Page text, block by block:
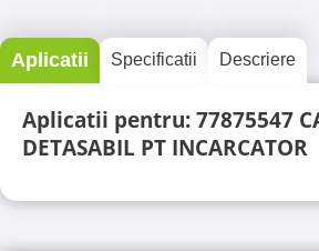
Aplicatii Specificatii Descriere
Aplicatii pentru: 77875547
DETASABIL PT INCARCATOR